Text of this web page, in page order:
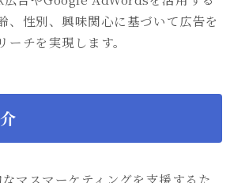
、性別、興味関心に基づいて広告を
チを実現します。
マスマーケティングを支援するた